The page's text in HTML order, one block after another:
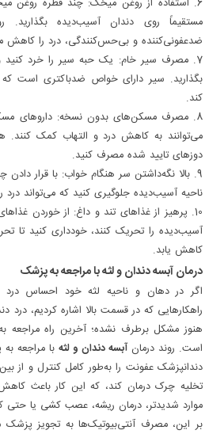
6. استفاده از روغن میخک: چند قطره روغن
مستقیماً روی دندان آسیب‌دیده
ضدعفونی‌کننده و بی‌حس‌کنندگی، درد را کاهش
7. مصرف سیر خام: یک حبه سیر را خرد کنید
بگذارید. سیر دارای خواص ضدباکتری است
کند.
8. مصرف مسکن‌های بدون نسخه: داروهای مسکن
می‌توانند به کاهش درد و التهاب کمک
دوزهای تایید شده مصرف کنید.
9. بالا نگه‌داشتن سر هنگام خواب: با قرار
ناحیه آسیب‌دیده جلوگیری کنید که می‌تواند
10. پرهیز از غذاهای تند و داغ: از خوردن
آسیب‌دیده را تحریک کنند، خودداری کنید تا
کاهش یابد.
درمان آبسه دندان و لثه با مراجعه به پزشک
اگر در دهان و ناحیه لثه خود احساس درد
راهکارهایی که در قسمت بالا اشاره کردیم،
هنوز مشکل برطرف نشده؛ آخرین راه
است. روند درمانآبسه دندان و لثه با مراجعه
دندانپزشک عفونت را به‌طور کامل کنترل و از
تخلیه چرک درمان کند، که این کار باعث
موارد شدیدتر، درمان ریشه، عصب کشی یا
بر این، مصرف آنتی‌بیوتیک‌ها به تجویز پزشک